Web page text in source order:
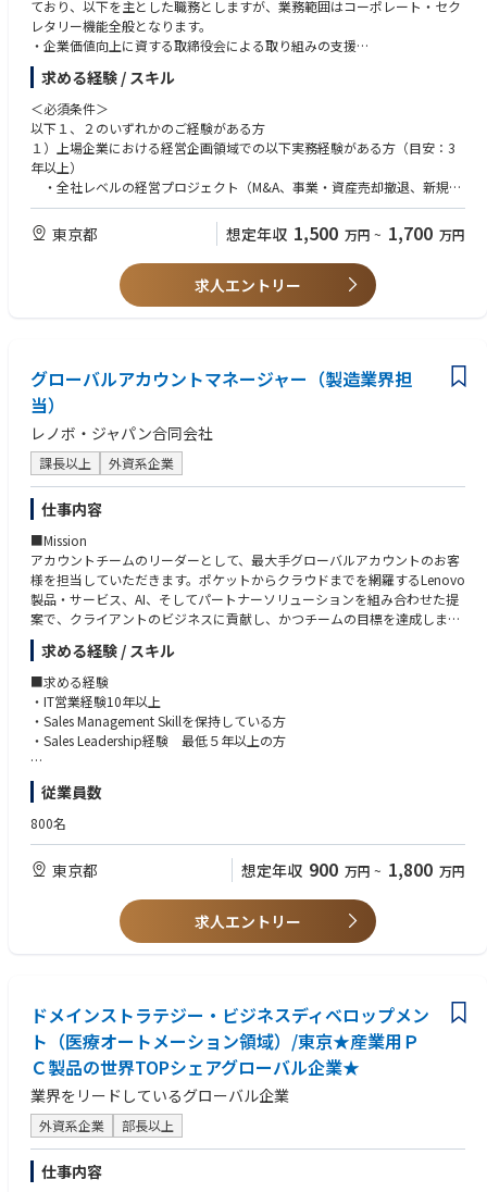
・自身のファイナンス理論を実経営の意思決定に適用し、会社の企業価値
向上をダイレクトに牽引する経験は、プロフェッショナルとしての市場価
・取締役会室は少数精鋭の組織であり、一人ひとりの専門性に基づく裁量
と貢献度が大きく、経営のリアルな意思決定プロセスを間近で体感できる
環境です。
・ご自身でタイムマネジメントを行いながらフレキシブルに働くことがで
きる環境があります。
＜入社後のキャリアパス＞
の実務全般をリードしていただきます。
経営企画や経理・財務、投資関連等への異動も検討される範囲です。
境です。
・M&A等アドバイザリー業務、証券アナリスト、投資銀行、コンサルティ
ングファームなどでの実務経験
・上場事業会社の経理・財務部門の部門長またはマネジメント経験
・全社レベルの経営プロジェクト（M&A、事業・資産売却撤退、新規事業
開発など）を主導（PJリーダー等）した経験
・事業会社における企業価値算定や財務・会計デューデリジェンスの経験
・ビジネスレベルの英語力
・会計士、DBA、MBA、FP、CMA（協会認定アナリスト）中小企業診断
士、のいずれかがあれば尚可
＜求める人物像・志向性＞
・ファイナンスや財務の専門性を基盤に、経営視点で課題を構造化し、解
決策を提案できる方
・客観的な数値と論理に基づき、経営陣に対しても忖度なく意見具申でき
る高い責任感を持つ方
・機密性の高い情報を扱う中で、高い倫理観と透明性をもって行動できる
・周囲との信頼関係を構築できるコミュニケーション力を持っている方
・社内外の多様なステークホルダーや外部専門家と対等に渡り合い、信頼
関係を構築できる高いコミュニケーション能力を持つ方
ており、以下を主とした職務としますが、業務範囲はコーポレート・セク
レタリー機能全般となります。
・企業価値向上に資する取締役会による取り組みの支援
・企業価値向上に資するコーポレート・ガバナンスの推進
・経営戦略の評価・および監督の支援
・株主・投資家の要望を反映した取締役会の企画・運営
・執行との連携による重要経営課題への対応
【職務内容】
経営企画分野のエキスパートとして、以下の実現のためコーポレート・セ
・経営・経営企画の専門性に基づき、取締役会室の機能全般に関わり、企
業価値向上の成果につなげていく。
・コーポレートセクレタリーの支援を主導し、コーポレート・セクレタリ
ー機能および取締役会室機能の高度化を図る。
・株主をはじめとしたステークホルダーの期待や懸念を的確に反映し、ガ
＜アピールポイント＞
・当社はガバナンス、特にCEOの選解任などで、資本市場において高い評
価を受けており、ご自身のキャリア形成に有効なスキル・経験を積むこと
ができる役割・職場です。
・最高意思決定機関（取締役会）の審議に直結する、資本政策やM&A等の
経営の根幹に関わる案件を経営企画分野の砦として評価・提案できる非常
にやりがいの大きいポジションです。
・自身の経営企画分野で培った知識・経験を実経営の意思決定に適用し、
会社の企業価値向上をダイレクトに牽引する経験は、プロフェッショナル
としての市場価値を飛躍的に高めることができます。
・取締役会室は少数精鋭の組織であり、一人ひとりの専門性に基づく裁量
と貢献度が大きく、経営のリアルな意思決定プロセスを間近で体感できる
・事業会社の経営企画部門では携わることができないような、トップ企業
を経験した社外取締役と直接コミュニケーションをとりながら取締役会の
サポートができるポジションです。
・ご自身でタイムマネジメントを行いながらフレキシブルに働くことがで
きる環境があります。
・入社後は、取締役会室の経営企画分野エキスパートとして、評価・分析
の実務全般をリードしていただきます。
・将来的には、組織マネージャー、経営企画の専門家として、社内の経営
企画や事業企画、投資関連等への異動も検討される範囲です。
準備期間を含め株主総会の時期（3～5月頃）は繁忙期となりますが、
11月～1月を中心に閑散期となり、年間を通じて繁閑のメリハリがある環
求める経験 / スキル
＜必須条件＞
以下１、２のいずれかのご経験がある方
１）上場企業における経営企画領域での以下実務経験がある方（目安：3
年以上）
・全社レベルの経営プロジェクト（M&A、事業・資産売却撤退、新規事
業開発など）を主担当またはプロジェクトリーダーとして推進した経験
・経営戦略、経営計画、事業ポートフォリオ、資源配分等の経営分野に
おける専門性を有し、経営課題の分析・戦略立案・意思決定支援を担った
２）戦略コンサルティングファームでの実務経験
・経営計画・経営再建・M&Aなどの経営アジェンダについて、上場企業
・上場会社の経営企画部門の部門長または本社組織の組織職として組織方
針の立案や部門との連携、人材育成などのご経験
・経営層としての海外駐在経験
・事業部門長または関連会社社長経験
・ビジネスレベルの英語力
・MBA、中小企業診断士、のいずれかがあれば尚可
＜求める人物像・志向性＞
・経営企画に関わる専門性を基盤に、経営視点で課題を構造化し、解決策
を提案できる方
・客観的な論理や事例に基づき、経営陣に対しても忖度なく意見具申でき
る高い責任感を持つ方
・機密性の高い情報を扱う中で、高い倫理観と透明性をもって行動できる
方
・市場環境の変化に対し、常に最新の経営戦略に関わる情報、他社動向、
市場の潮流を自律的にキャッチアップする探求心の高い方
・リーダーシップを持ち、周囲との信頼関係を構築できるコミュニケーシ
ョン力を持っている方
・社内外の多様なステークホルダーや外部専門家と対等に渡り合い、信頼
関係を構築できる高いコミュニケーション能力を持つ方
東京都 想定年収 1,500 万円 ~ 1,700 万円
求人エントリー
グローバルアカウントマネージャー（製造業界担
当）
レノボ・ジャパン合同会社
課長以上 外資系企業
仕事内容
■Mission
アカウントチームのリーダーとして、最大手グローバルアカウントのお客
様を担当していただきます。ポケットからクラウドまでを網羅するLenovo
製品・サービス、AI、そしてパートナーソリューションを組み合わせた提
案で、クライアントのビジネスに貢献し、かつチームの目標を達成しま
す。このポジションには、売り上げ目標を達成してきた営業経験とスキ
ル、コンサルティング型の営業アプローチ、Cレベルとのコミュニケーシ
ョン経験、グローバルチームをリードする能力、そして新しいことへのチ
ャレンジを厭わないマインドが求められます。
■職務内容
〇営業戦略と実行
- 社内外・国内外のステークホルダーとの協業
- 売上目標の達成
- 顧客満足度の向上
- Cレベルのステークホルダーとのリレーション確立と維持
■JOB Level
Band 8想定
求める経験 / スキル
■求める経験
・IT営業経験10年以上
・Sales Management Skillを保持している方
・Sales Leadership経験 最低５年以上の方
■あると望ましい経験
・デバイスのみならずソリューションセールスの経験者
・流暢な日本語とビジネス英語の会話スキル
従業員数
800名
東京都 想定年収 900 万円 ~ 1,800 万円
求人エントリー
ドメインストラテジー・ビジネスディベロップメン
ト（医療オートメーション領域）/東京★産業用Ｐ
Ｃ製品の世界TOPシェアグローバル企業★
業界をリードしているグローバル企業
外資系企業 部長以上
仕事内容